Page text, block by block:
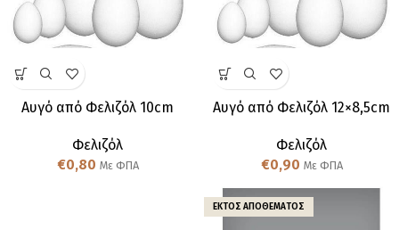
Αυγό από Φελιζόλ 10cm
Φελιζόλ
€0,80 Με ΦΠΑ
Αυγό από Φελιζόλ 12×8,5cm
Φελιζόλ
€0,90 Με ΦΠΑ
ΕΚΤΌΣ ΑΠΟΘΈΜΑΤΟΣ